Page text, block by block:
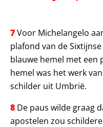
7Voor Michelangelo
plafond van de
blauwe hemel met een
hemel was het werk
schilder uit Umbrië.
8 De paus wilde graag
apostelen zou